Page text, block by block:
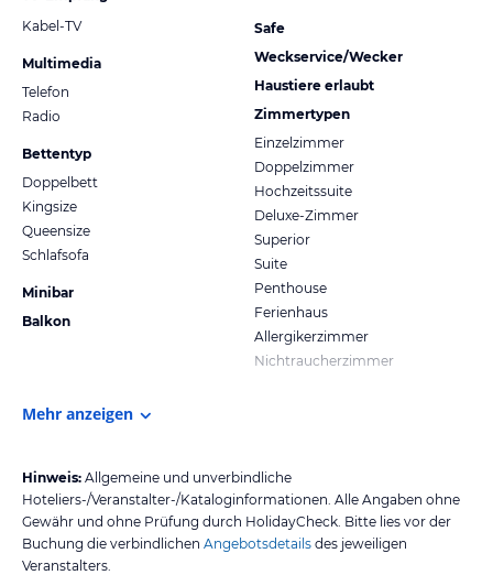
Kabel-TV
Multimedia
Telefon
Radio
Bettentyp
Doppelbett
Kingsize
Queensize
Schlafsofa
Minibar
Balkon
Safe
Weckservice/Wecker
Haustiere erlaubt
Zimmertypen
Einzelzimmer
Doppelzimmer
Hochzeitssuite
Deluxe-Zimmer
Superior
Suite
Penthouse
Ferienhaus
Allergikerzimmer
Nichtraucherzimmer
Mehr anzeigen
Hinweis: Allgemeine und unverbindliche
Hoteliers-/Veranstalter-/Kataloginformationen. Alle Angaben ohne
Gewähr und ohne Prüfung durch HolidayCheck. Bitte lies vor der
Buchung die verbindlichen Angebotsdetails des jeweiligen
Veranstalters.